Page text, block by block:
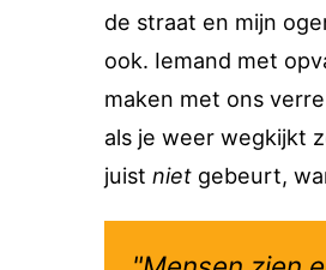
de straat en mijn
ook. Iemand met
maken met ons
als je weer wegkijkt
juist niet gebeurt,